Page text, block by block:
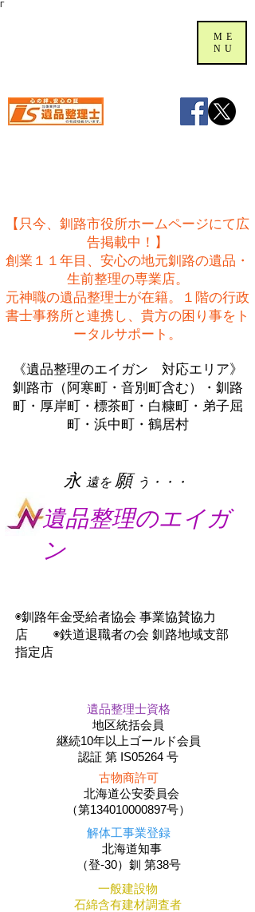
Γ
​永 遠を 願 う・・・
遺品整理のエイガ
ン
◉釧路年金受給者協会 事業協賛協力
店 ◉鉄道退職者の会 釧路地域支部
指定店
遺品整理士資格
地区統括会員
​継続10年以上ゴールド会員
認証 第 IS05264 号
古物商許可
北海道公安委員会
（第134010000897号）
解体工事業登録
北海道知事
（登-30）釧 第38号
一般建設物
石綿含有建材調査者
【只今、釧路市役所ホームページにて広
告掲載中！】
創業１１年目、安心の地元釧路の遺品・
生前整理の専業店。
​元神職の遺品整理士が在籍。１階の行政
書士事務所と連携し、貴方の困り事をト
ータルサポート。
《遺品整理のエイガン 対応エリア》
釧路市（阿寒町・音別町含む）・釧路
町・厚岸町・標茶町・白糠町・弟子屈
町・浜中町・鶴居村
ME
NU